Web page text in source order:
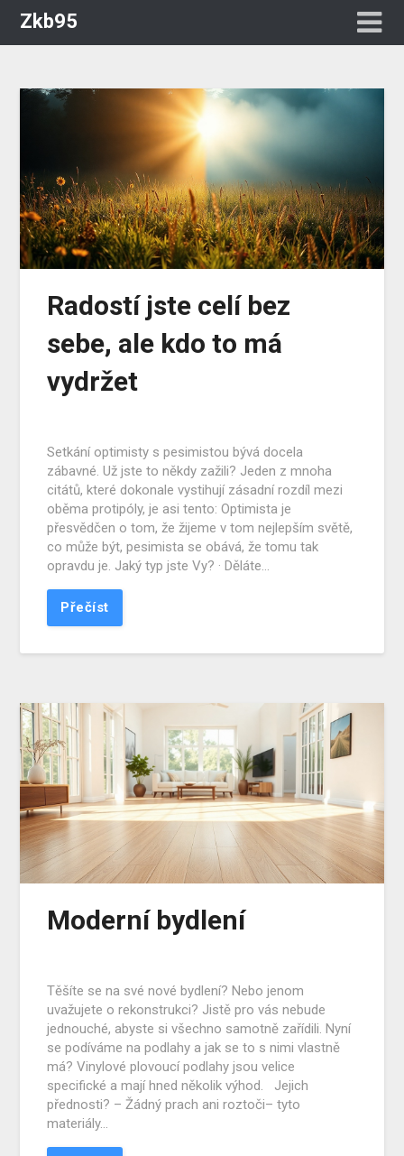
Zkb95
Radostí jste celí bez
sebe, ale kdo to má
vydržet
Setkání optimisty s pesimistou bývá docela
zábavné. Už jste to někdy zažili? Jeden z mnoha
citátů, které dokonale vystihují zásadní rozdíl mezi
oběma protipóly, je asi tento: Optimista je
přesvědčen o tom, že žijeme v tom nejlepším světě,
co může být, pesimista se obává, že tomu tak
opravdu je. Jaký typ jste Vy? · Děláte…
Přečíst
Moderní bydlení
Těšíte se na své nové bydlení? Nebo jenom
uvažujete o rekonstrukci? Jistě pro vás nebude
jednouché, abyste si všechno samotně zařídili. Nyní
se podíváme na podlahy a jak se to s nimi vlastně
má? Vinylové plovoucí podlahy jsou velice
specifické a mají hned několik výhod. Jejich
přednosti? – Žádný prach ani roztoči– tyto
materiály…